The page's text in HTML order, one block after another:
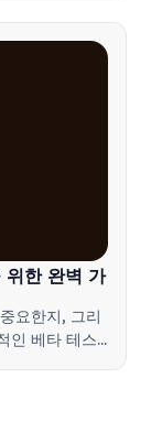
위한 완벽 가
요한지, 그리
인 베타 테스